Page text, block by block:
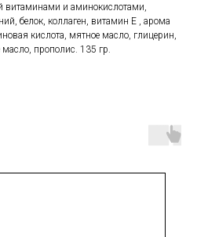
витаминами и аминокислотами,
белок, коллаген, витамин Е , арома
кислота, мятное масло, глицерин,
масло, прополис. 135 гр.